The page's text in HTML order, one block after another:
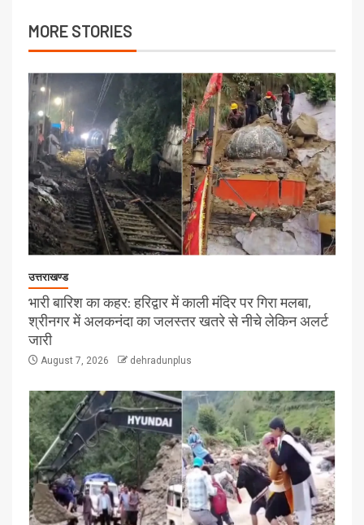
MORE STORIES
उत्तराखण्ड
भारी बारिश का कहर: हरिद्वार में काली मंदिर पर गिरा मलबा,
श्रीनगर में अलकनंदा का जलस्तर खतरे से नीचे लेकिन अलर्ट
जारी
August 7, 2026 dehradunplus